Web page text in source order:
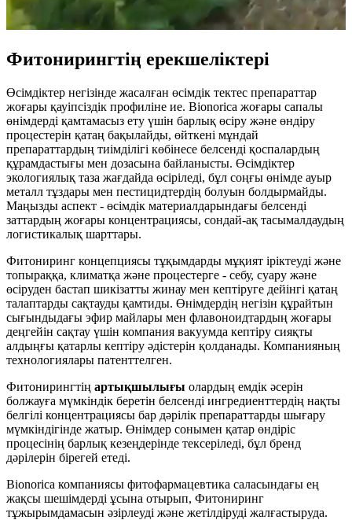
Фитонирингтің ерекшеліктері
Өсімдіктер негізінде жасалған өсімдік тектес препараттар
жоғары қауіпсіздік профиліне ие. Bionorica жоғары сапалы
өнімдерді қамтамасыз ету үшін барлық өсіру және өндіру
процестерін қатаң бақылайды, өйткені мұндай
препараттардың тиімділігі көбінесе белсенді қоспалардың
құрамдастығы мен дозасына байланысты. Өсімдіктер
экологиялық таза жағдайда өсіріледі, бұл соңғы өнімде ауыр
металл тұздары мен пестицидтердің болуын болдырмайды.
Маңызды аспект - өсімдік материалдарындағы белсенді
заттардың жоғары концентрациясы, сондай-ақ тасымалдаудың
логистикалық шарттары.
Фитониринг концепциясы тұқымдарды мұқият іріктеуді және
топыраққа, климатқа және процестерге - себу, суару және
өсіруден бастап шикізатты жинау мен кептіруге дейінгі қатаң
талаптарды сақтауды қамтиды. Өнімдердің негізін құрайтын
сығындыдағы эфир майлары мен флавоноидтардың жоғары
деңгейін сақтау үшін компания вакуумда кептіру сияқты
алдыңғы қатарлы кептіру әдістерін қолданады. Компанияның
технологиялары патенттелген.
Фитонирингтің артықшылығы олардың емдік әсерін
болжауға мүмкіндік беретін белсенді ингредиенттердің нақты
белгілі концентрациясы бар дәрілік препараттарды шығару
мүмкіндігінде жатыр. Өнімдер сонымен қатар өндіріс
процесінің барлық кезеңдерінде тексеріледі, бұл бренд
дәрілерін бірегей етеді.
Bionorica компаниясы фитофармацевтика саласындағы ең
жақсы шешімдерді ұсына отырып, Фитониринг
тұжырымдамасын әзірлеуді және жетілдіруді жалғастыруда.